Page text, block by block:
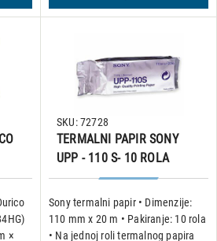
×
TERMALNI PAPIR SONY
UPP - 110 S- 10 ROLA
Sony termalni papir • Dimenzije:
110 mm x 20 m • Pakiranje: 10 rola
• Na jednoj roli termalnog papira
SKU: 72728